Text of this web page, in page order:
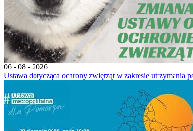
06 - 08 - 2026
Ustawa dotycząca ochrony zwięrząt w zakresie utrzymania